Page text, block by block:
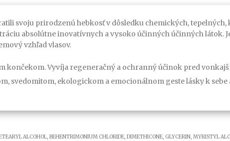
svoju prirodzenú hebkosť v dôsledku chemických,
absolútne inovatívnych a vysoko účinných účinných látok.
vzhľad vlasov.
končekom. Vyvíja regeneračný a ochranný účinok pred
svedomitom, ekologickom a emocionálnom geste lásky k sebe
ALCOHOL, BEHENTRIMONIUM CHLORIDE, DIMETHICONE, GLYCERIN, MYRISTYL